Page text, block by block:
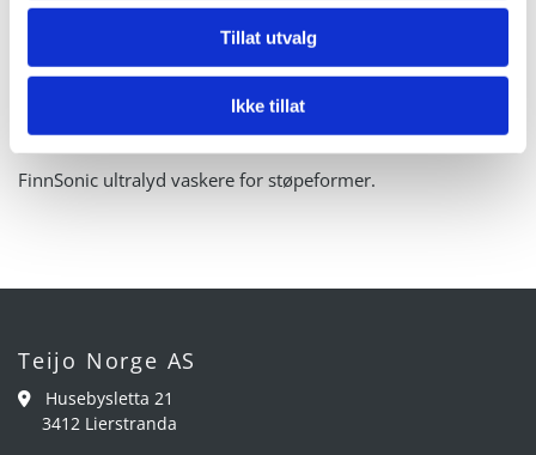
Tillat utvalg
Ikke tillat
FinnSonic ultralyd vaskere for støpeformer.
Teijo Norge AS

Husebysletta 21
3412 Lierstranda